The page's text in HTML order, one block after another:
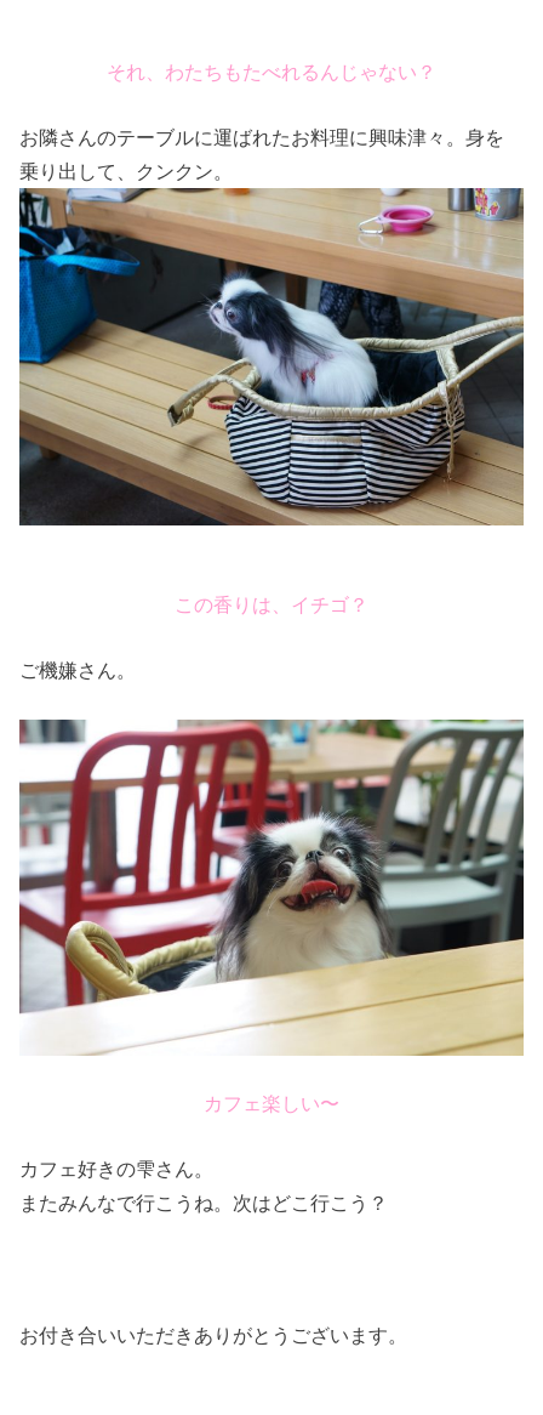
それ、わたちもたべれるんじゃない？
お隣さんのテーブルに運ばれたお料理に興味津々。身を
乗り出して、クンクン。
この香りは、イチゴ？
ご機嫌さん。
カフェ楽しい〜
カフェ好きの雫さん。
またみんなで行こうね。次はどこ行こう？
お付き合いいただきありがとうございます。